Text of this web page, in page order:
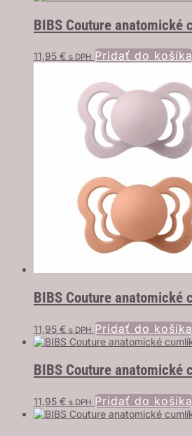
BIBS Couture
11,95 € s DPH Pridať do košíka
BIBS Couture
11,95 € s DPH Pridať do košíka
BIBS Couture
11,95 € s DPH Pridať do košíka